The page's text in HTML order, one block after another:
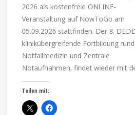
2026 als kostenfreie ONLINE-
Veranstaltung auf NowToGo am
05.09.2026 stattfinden. Der 8.
klinikübergreifende Fortbildung
Notfallmedizin und Zentrale
Notaufnahmen, findet wieder mit
Teilen mit: